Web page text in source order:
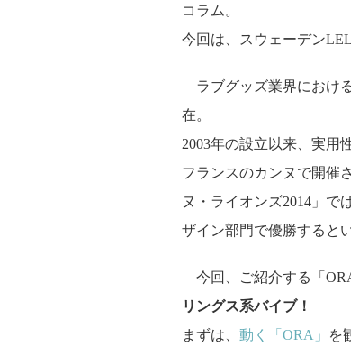
コラム。
今回は、スウェーデン
ラブグッズ業界におけ
在。
2003年の設立以来、実用
フランスのカンヌで開催
ヌ・ライオンズ2014」で
ザイン部門で優勝すると
今回、ご紹介する「
リングス系バイブ！
まずは、 動く「ORA」
を